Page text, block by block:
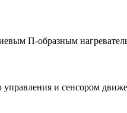
П-образным
и сенсором